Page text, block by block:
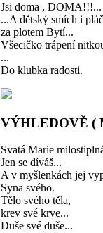
Jsi doma , DOMA!!!...
...A dětský smích i
za plotem Bytí...
Všecičko trápení
...
Do klubka radosti.
VÝHLEDOVĚ (
Svatá Marie
Jen se díváš...
A v myšlenkách jej
Syna svého.
Tělo svého těla,
krev své krve...
Duše své duše...